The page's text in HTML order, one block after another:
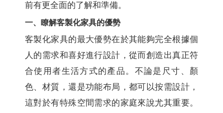
前有更全面的了解和準備。
一、瞭解客製化家具的優勢
客製化家具的最大優勢在於其能夠完全根據個
人的需求和喜好進行設計，從而創造出真正符
合使用者生活方式的產品。不論是尺寸、顏
色、材質，還是功能布局，都可以按需設計，
這對於有特殊空間需求的家庭來說尤其重要。